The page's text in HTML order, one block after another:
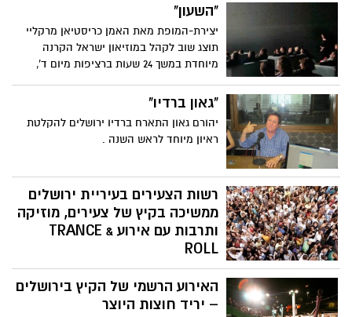
"השעון"
יצירת-המופת מאת האמן כריסטיאן מרקליי
תוצג שוב לקהל במוזיאון ישראל הקרנה
מיוחדת במשך 24 שעות ברציפות מיום ד',
17.00
"גאון ברדיו"
יהורם גאון התארח ברדיו ירושלים להקלטת
ראיון מיוחד לראש השנה .
רשות הצעירים בעיריית ירושלים
ממשיכה בקיץ של צעירים, מוזיקה
ותרבות עם אירוע TRANCE &
ROLL
המסיבה תתקיים ביום שישי ה- 2.8 בשעה
14:00 במקבץ הרחובות בן יהודה, בן הלל
וההסתדרות בעיר
האירוע הרשמי של הקיץ בירושלים
– יריד חוצות היוצר